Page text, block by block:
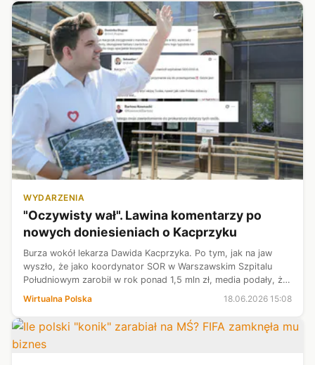
WYDARZENIA
"Oczywisty wał". Lawina komentarzy po
nowych doniesieniach o Kacprzyku
Burza wokół lekarza Dawida Kacprzyka. Po tym, jak na jaw
wyszło, że jako koordynator SOR w Warszawskim Szpitalu
Południowym zarobił w rok ponad 1,5 mln zł, media podały, że
w placówce istniał też pokój VIP dla polityków KO. Tymczasem
Wirtualna Polska 18.06.2026 15:08